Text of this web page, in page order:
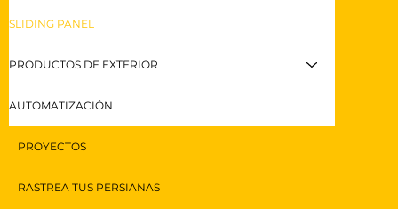
SLIDING PANEL
PRODUCTOS DE EXTERIOR
AUTOMATIZACIÓN
PROYECTOS
RASTREA TUS PERSIANAS